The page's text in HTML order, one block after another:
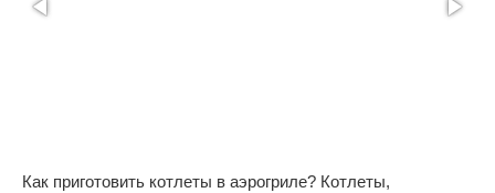
Как приготовить котлеты в аэрогриле? Котлеты,